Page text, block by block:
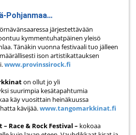
Pohjanmaa…
järjestettävään
kymmentuhatpäinen yleisö
Tänäkin vuonna festivaali tuo jälleen
ison artistikattauksen
www.provinssirock.fi
on ollut jo yli
suurimpia kesätapahtumia
käy vuosittain heinäkuussa
kävijää.www.tangomarkkinat.fi
Race & Rock Festival – kokoaa